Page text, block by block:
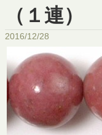
（１連）
2016/12/28